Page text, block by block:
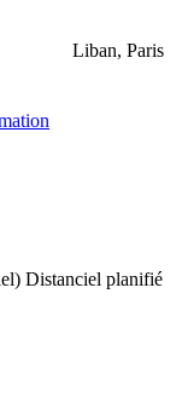
Liban, Paris
Distanciel planifié